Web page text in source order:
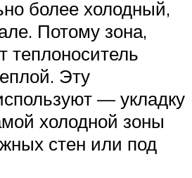
более холодный,
Потому зона,
теплоноситель
Эту
— укладку
холодной зоны
стен или под